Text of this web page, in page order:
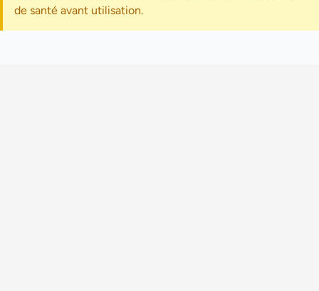
de santé avant utilisation.